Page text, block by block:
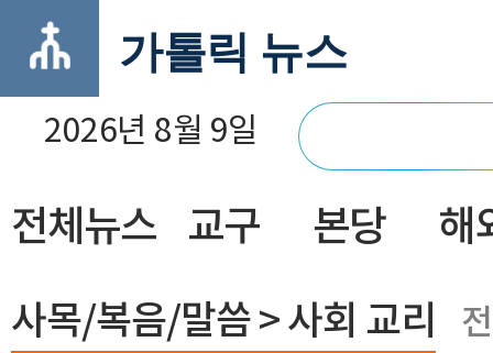
가톨릭 뉴스
2026년 8월 9일
닫기
전체뉴스 교구 본당 해
사목/복음/말씀 > 사회 교리